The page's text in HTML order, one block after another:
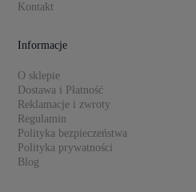
Kontakt
Informacje
O sklepie
Dostawa i Płatność
Reklamacje i zwroty
Regulamin
Polityka bezpieczeństwa
Polityka prywatności
Blog